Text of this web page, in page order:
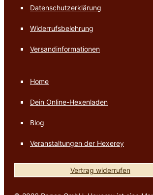
Datenschutzerklärung
Widerrufsbelehrung
Versandinformationen
Home
Dein Online-Hexenladen
Blog
Veranstaltungen der Hexerey
Vertrag widerrufen